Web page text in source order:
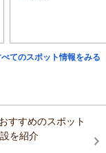
てのスポット情報をみる
すすめのスポット
を紹介